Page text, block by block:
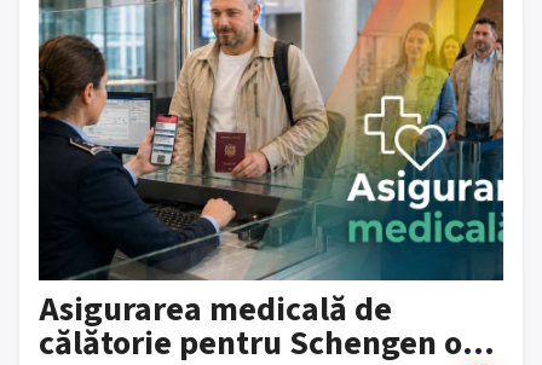
Asigurarea medicală de
călătorie pentru Schengen o...